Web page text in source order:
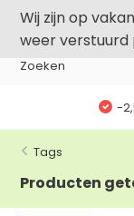
Wij zijn op
weer verstuurd
-
Tags
Producten